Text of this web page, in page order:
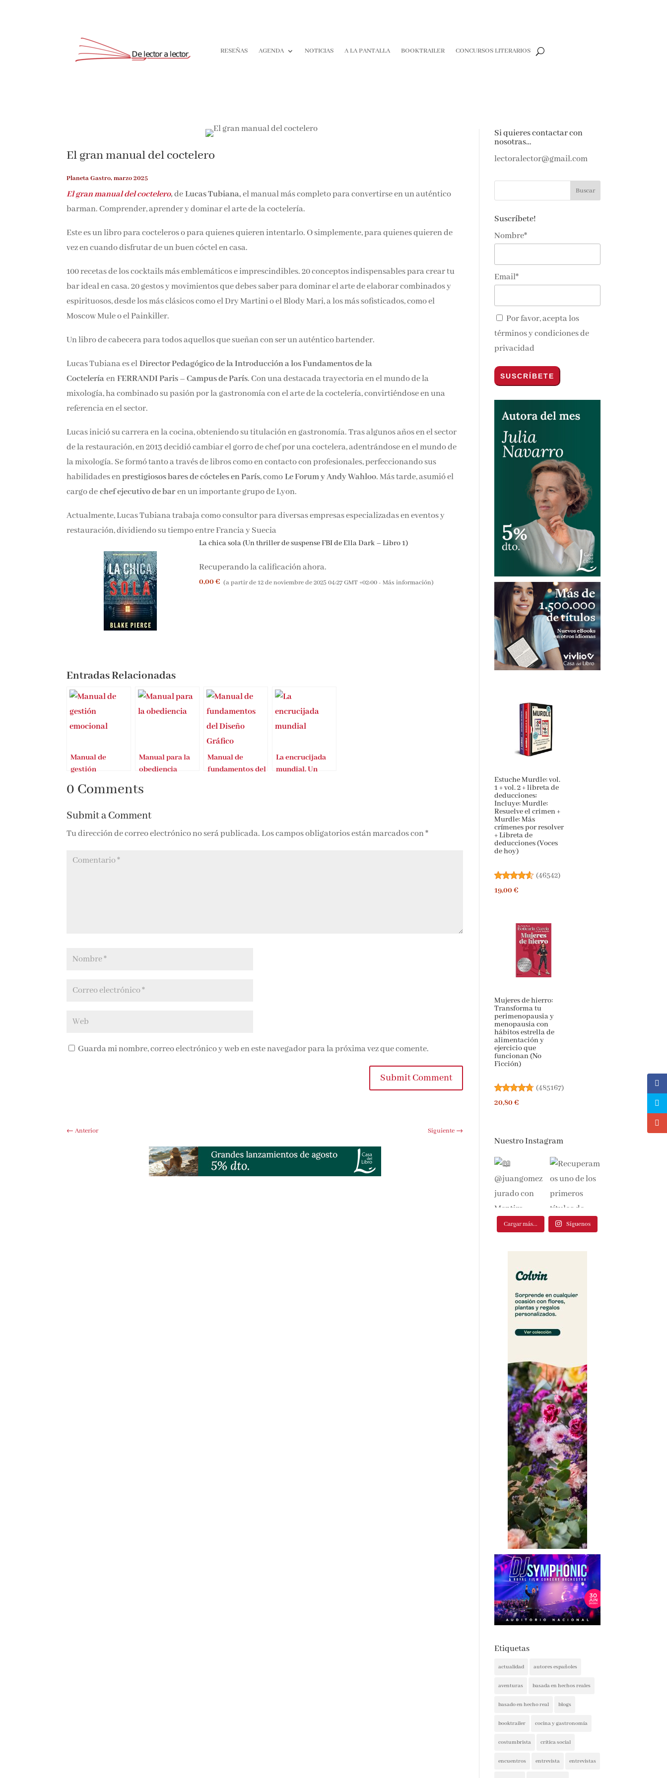
RESEÑAS AGENDA NOTICIAS A LA PANTALLA BOOKTRAILER CONCURSOS LITERARIOS
El gran manual del coctelero
Planeta Gastro, marzo 2025
El gran manual del coctelero,deLucas Tubiana,el manual más completo para convertirse en un auténtico
barman. Comprender, aprender y dominar el arte de la coctelería.
Este es un libro para cocteleros o para quienes quieren intentarlo. O simplemente, para quienes quieren de
vez en cuando disfrutar de un buen cóctel en casa.
100 recetas de los cocktails más emblemáticos e imprescindibles. 20 conceptos indispensables para crear tu
bar ideal en casa. 20 gestos y movimientos que debes saber para dominar el arte de elaborar combinados y
espirituosos, desde los más clásicos como el Dry Martini o el Blody Mari, a los más sofisticados, como el
Moscow Mule o el Painkiller.
Un libro de cabecera para todos aquellos que sueñan con ser un auténtico bartender.
Lucas Tubiana es elDirector Pedagógico de la Introducción a los Fundamentos de la
CocteleríaenFERRANDI Paris – Campus de París. Con una destacada trayectoria en el mundo de la
mixología, ha combinado su pasión por la gastronomía con el arte de la coctelería, convirtiéndose en una
referencia en el sector.
Lucas inició su carrera en la cocina, obteniendo su titulación en gastronomía. Tras algunos años en el sector
de la restauración, en 2013 decidió cambiar el gorro de chef por una coctelera, adentrándose en el mundo de
la mixología. Se formó tanto a través de libros como en contacto con profesionales, perfeccionando sus
habilidades enprestigiosos bares de cócteles en París, comoLe Forum y Andy Wahloo. Más tarde, asumió el
cargo dechef ejecutivo de baren un importante grupo de Lyon.
Actualmente, Lucas Tubiana trabaja como consultor para diversas empresas especializadas en eventos y
restauración, dividiendo su tiempo entre Francia y Suecia
La chica sola (Un thriller de suspense FBI de Ella Dark – Libro 1)
Recuperando la calificación ahora.
0,00 € (a partir de 12 de noviembre de 2025 04:27 GMT +02:00 -Más información)
Entradas Relacionadas
Manual de
gestión
Manual para la
obediencia
Manual de
fundamentos del
La encrucijada
mundial. Un
0 Comments
Submit a Comment
Tu dirección de correo electrónico no será publicada.Los campos obligatorios están marcados con*
Guarda mi nombre, correo electrónico y web en este navegador para la próxima vez que comente.
Submit Comment
← Anterior Siguiente→
Si quieres contactar con
nosotras…
lectoralector@gmail.com
Suscríbete!
Nombre*
Email*
Por favor, acepta los
términos y condiciones de
privacidad
Estuche Murdle: vol.
1 + vol. 2 + libreta de
deducciones:
Incluye: Murdle:
Resuelve el crimen +
Murdle: Más
crímenes por
resolver + Libreta de
deducciones (Voces
de hoy)
Mujeres de hierro:
Transforma tu
perimenopausia y
menopausia con
hábitos estrella de
alimentación y
ejercicio que
funcionan (No
Ficción)
485167)
20,80 €
Nuestro Instagram
Cargar más... Síguenos
Nombre*
Email*
Por favor, acepta los
condiciones de privacidad